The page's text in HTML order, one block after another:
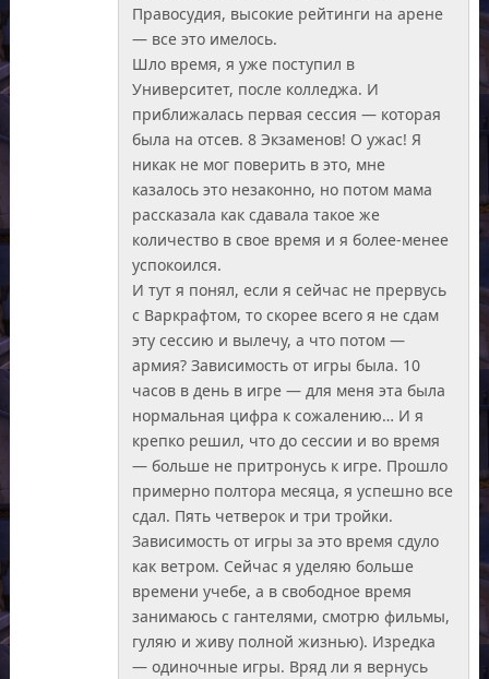
Правосудия, высокие рейтинги на арене
— все это имелось.
Шло время, я уже поступил в
Университет, после колледжа. И
приближалась первая сессия — которая
была на отсев. 8 Экзаменов! О ужас! Я
никак не мог поверить в это, мне
казалось это незаконно, но потом мама
рассказала как сдавала такое же
количество в свое время и я более-менее
успокоился.
И тут я понял, если я сейчас не прервусь
с Варкрафтом, то скорее всего я не сдам
эту сессию и вылечу, а что потом —
армия? Зависимость от игры была. 10
часов в день в игре — для меня эта была
нормальная цифра к сожалению… И я
крепко решил, что до сессии и во время
— больше не притронусь к игре. Прошло
примерно полтора месяца, я успешно все
сдал. Пять четверок и три тройки.
Зависимость от игры за это время сдуло
как ветром. Сейчас я уделяю больше
времени учебе, а в свободное время
занимаюсь с гантелями, смотрю фильмы,
гуляю и живу полной жизнью). Изредка
— одиночные игры. Вряд ли я вернусь